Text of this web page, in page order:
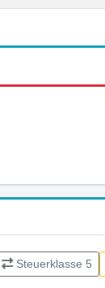
Steuerklasse 5